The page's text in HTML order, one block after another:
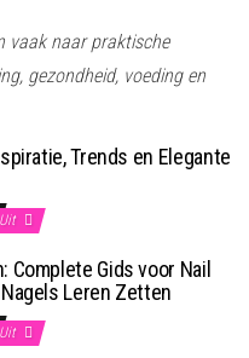
vaak naar praktische
gezondheid, voeding en
Trends en Elegante
Uit
Complete Gids voor Nail
Leren Zetten
Uit